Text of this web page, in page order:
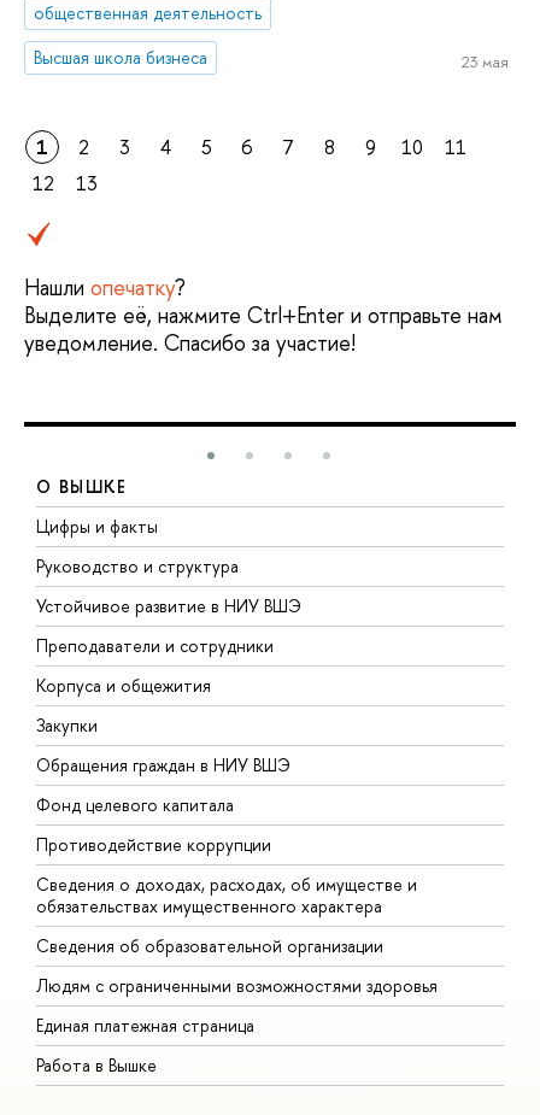
общественная деятельность
Высшая школа бизнеса
23 мая
1 2 3 4 5 6 7 8 9 10
11
12
13
Нашли опечатку?
Выделите её, нажмите Ctrl+Enter и отправьте нам
уведомление. Спасибо за участие!
О ВЫШКЕ
Цифры и факты
Руководство и структура
Устойчивое развитие в НИУ ВШЭ
Преподаватели и сотрудники
Корпуса и общежития
Закупки
Обращения граждан в НИУ ВШЭ
Фонд целевого капитала
Противодействие коррупции
Сведения о доходах, расходах, об имуществе и
обязательствах имущественного характера
Сведения об образовательной организации
Людям с ограниченными возможностями здоровья
Единая платежная страница
Работа в Вышке